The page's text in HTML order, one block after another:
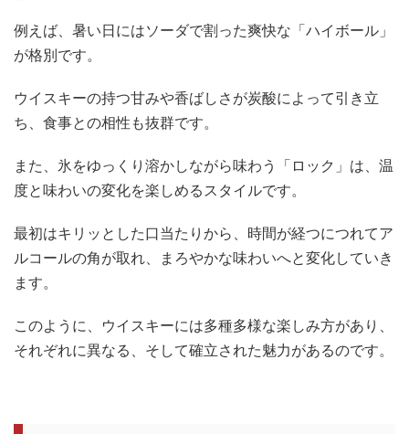
例えば、暑い日にはソーダで割った爽快な「ハイボール」
が格別です。
ウイスキーの持つ甘みや香ばしさが炭酸によって引き立
ち、食事との相性も抜群です。
また、氷をゆっくり溶かしながら味わう「ロック」は、温
度と味わいの変化を楽しめるスタイルです。
最初はキリッとした口当たりから、時間が経つにつれてア
ルコールの角が取れ、まろやかな味わいへと変化していき
ます。
このように、ウイスキーには多種多様な楽しみ方があり、
それぞれに異なる、そして確立された魅力があるのです。